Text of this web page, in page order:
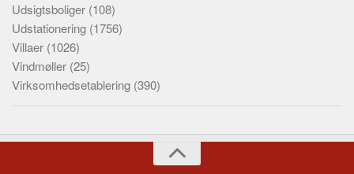
Udsigtsboliger (108)
Udstationering (1756)
Villaer (1026)
Vindmøller (25)
Virksomhedsetablering (390)